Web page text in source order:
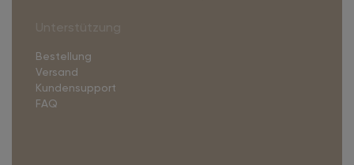
Bestellung
Versand
Kundensupport
FAQ